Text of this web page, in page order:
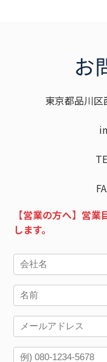
お
東京都品川区
【営業の方へ】営
します。